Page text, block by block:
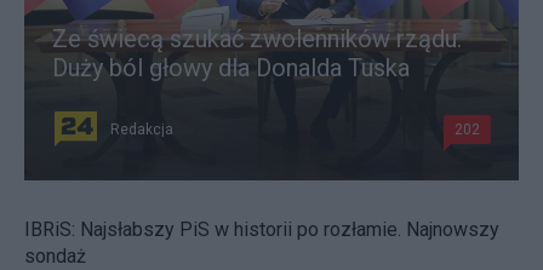
Ze świecą szukać zwolenników rządu.
Duży ból głowy dla Donalda Tuska
Redakcja 202
IBRiS: Najsłabszy PiS w historii po rozłamie. Najnowszy
sondaż